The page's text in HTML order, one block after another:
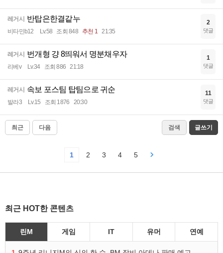
레거시 반탑은한결같누
비타민b12 Lv.58 조회 848 추천 1 21:35
2
댓글
레거시 번개형 걍 8띄워서 명분채우자
리베v Lv.34 조회 886 21:18
1
댓글
레거시 속보 포스팀 탑팀으로 귀순
발라3 Lv.15 조회 1876 20:30
11
댓글
최근 다음 검색 글쓰기
1 2 3 4 5
최근 HOT한 콘텐츠
린M 게임 IT 유머 연예